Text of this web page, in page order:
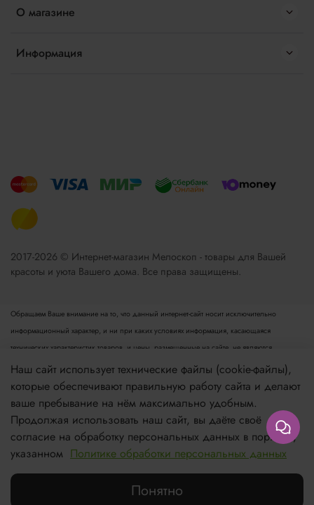
О магазине
Информация
2017-2026 © Интернет-магазин Мелоскоп - товары для Вашей
красоты и уюта Вашего дома. Все права защищены.
Обращаем Ваше внимание на то, что данный интернет-сайт носит исключительно
информационный характер, и ни при каких условиях информация, касающаяся
технических характеристик товаров, и цены, размещенные на сайте, не являются
публичной офертой, определяемой положениями пункта 2 статьи 437 Гражданского
кодекса РФ. Для получения подробной информации просьба обращаться к менеджеру.
Опубликованная на данном сайте информация может быть изменена в любое время без
предварительного уведомления.
Если вы заметили ошибку в описании, пожалуйста, сообщите нам по адресу
zakaz@meloskop.ru
Наш сайт использует технические файлы (cookie-файлы),
которые обеспечивают правильную работу сайта и делают
ваше пребывание на нём максимально удобным.
Продолжая использовать наш сайт, вы даёте своё
согласие на обработку персональных данных в порядке,
указанном Политике обработки персональных данных
Понятно